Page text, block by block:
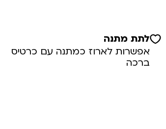
לתת מתנה
אפשרות לארוז כמתנה עם כרטיס
ברכה